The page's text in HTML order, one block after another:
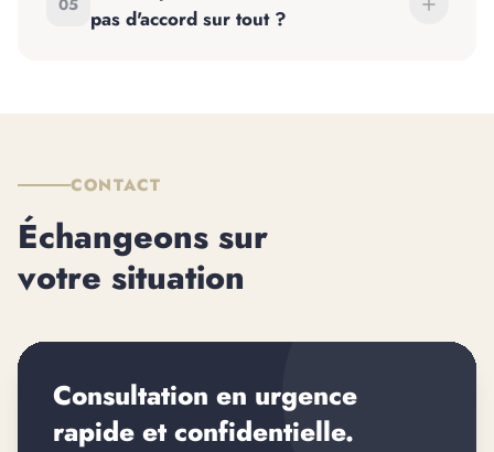
pas d'accord sur tout ?
CONTACT
Échangeons sur
votre situation
Consultation en urgence
rapide et confidentielle.